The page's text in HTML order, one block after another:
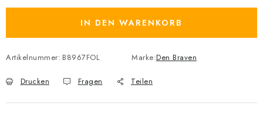
IN DEN WARENKORB
Artikelnummer: B8967FOL Marke:Den Braven
Drucken Fragen Teilen